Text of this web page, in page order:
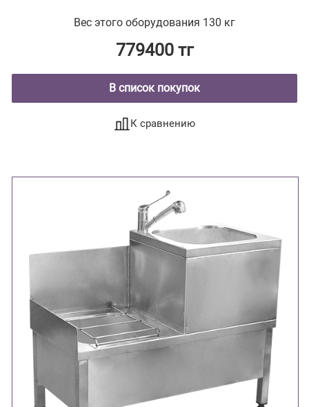
Вес этого оборудования 130 кг
779400 тг
В список покупок
К сравнению